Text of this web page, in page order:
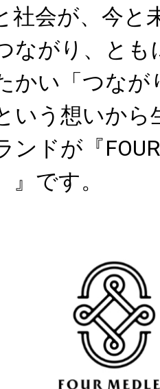
社会が、今
ながり、とも
かい「つなが
いう想いから
ンドが『
です。